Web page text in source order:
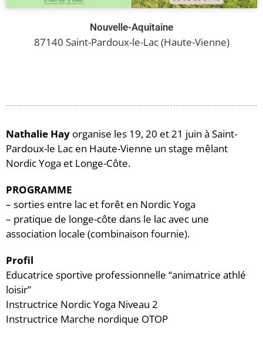
Nathalie Hay organise les 19, 20 et 21 juin à Saint-
Pardoux-le Lac en Haute-Vienne un stage mêlant
Nordic Yoga et Longe-Côte.
PROGRAMME
– sorties entre lac et forêt en Nordic Yoga
– pratique de longe-côte dans le lac avec une
association locale (combinaison fournie).
Profil
Educatrice sportive professionnelle “animatrice athlé
loisir”
Instructrice Nordic Yoga Niveau 2
Instructrice Marche nordique OTOP
Nouvelle-Aquitaine
87140 Saint-Pardoux-le-Lac (Haute-Vienne)